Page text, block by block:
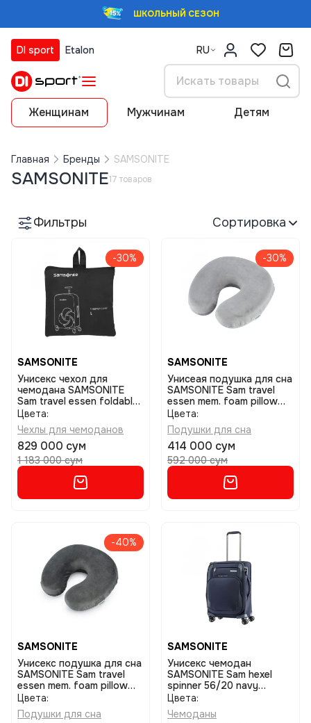
ШКОЛЬНЫЙ СЕЗОН
DI sport Etalon RU
Женщинам Мужчинам Детям
Главная Бренды SAMSONITE
SAMSONITE17 товаров
Фильтры Сортировка
-30%
SAMSONITE
Унисекс чехол для
чемодана SAMSONITE
Sam travel essen foldable
luggage cover m black
размер m
Цвета:
Чехлы для чемоданов
829 000 сум
1 183 000 сум
-30%
SAMSONITE
Унисеая подушка для сна
SAMSONITE Sam travel
essen mem. foam pillow
soft light grey
Цвета:
Подушки для сна
414 000 сум
592 000 сум
-40%
SAMSONITE
Унисекс подушка для сна
SAMSONITE Sam travel
essen mem. foam pillow
mid sft med gry
Цвета:
Подушки для сна
SAMSONITE
Унисекс чемодан
SAMSONITE Sam hexel
spinner 56/20 navy
размер 56
Цвета:
Чемоданы